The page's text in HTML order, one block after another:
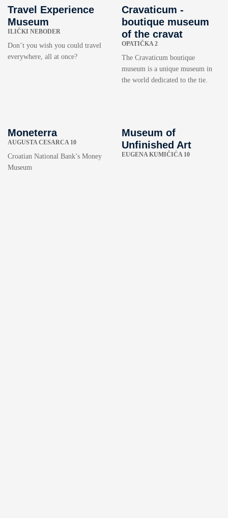
Travel Experience
Museum
ILIČKI NEBODER
Don’t you wish you could travel
everywhere, all at once?
Cravaticum -
boutique museum
of the cravat
OPATIČKA 2
The Cravaticum boutique
museum is a unique museum in
the world dedicated to the tie.
Moneterra
AUGUSTA CESARCA 10
Croatian National Bank’s Money
Museum
Museum of
Unfinished Art
EUGENA KUMIČIĆA 10